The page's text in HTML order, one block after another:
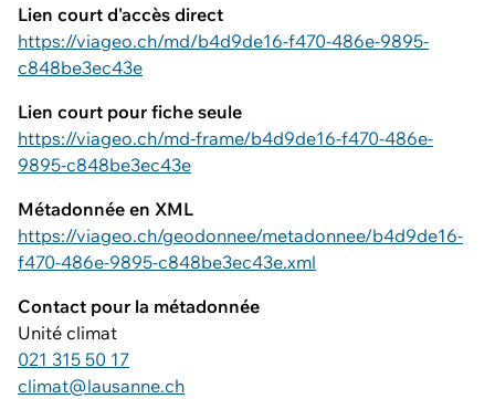
Lien court d'accès direct
https://viageo.ch/md/b4d9de16-f470-486e-9895-
c848be3ec43e
Lien court pour fiche seule
https://viageo.ch/md-frame/b4d9de16-f470-486e-
9895-c848be3ec43e
Métadonnée en XML
https://viageo.ch/geodonnee/metadonnee/b4d9de16-
f470-486e-9895-c848be3ec43e.xml
Contact pour la métadonnée
Unité climat
021 315 50 17
climat@lausanne.ch